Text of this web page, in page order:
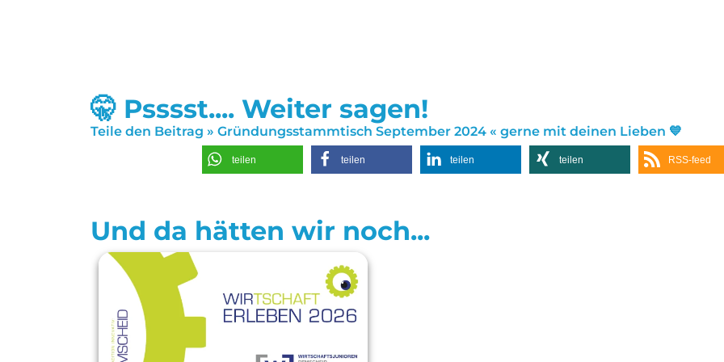
🤫 Psssst.... Weiter sagen!
Teile den Beitrag » Gründungsstammtisch September 2024 « gerne mit deinen Lieben 💙
teilen teilen teilen teilen RSS-feed
Und da hätten wir noch...